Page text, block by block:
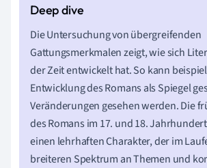
Die Untersuchung von übergreifenden
Gattungsmerkmalen zeigt, wie sich
der Zeit entwickelt hat. So kann
Entwicklung des Romans als Spiegel
Veränderungen gesehen werden. Die
des Romans im 17. und 18.
einen lehrhaften Charakter, der im
breiteren Spektrum an Themen und